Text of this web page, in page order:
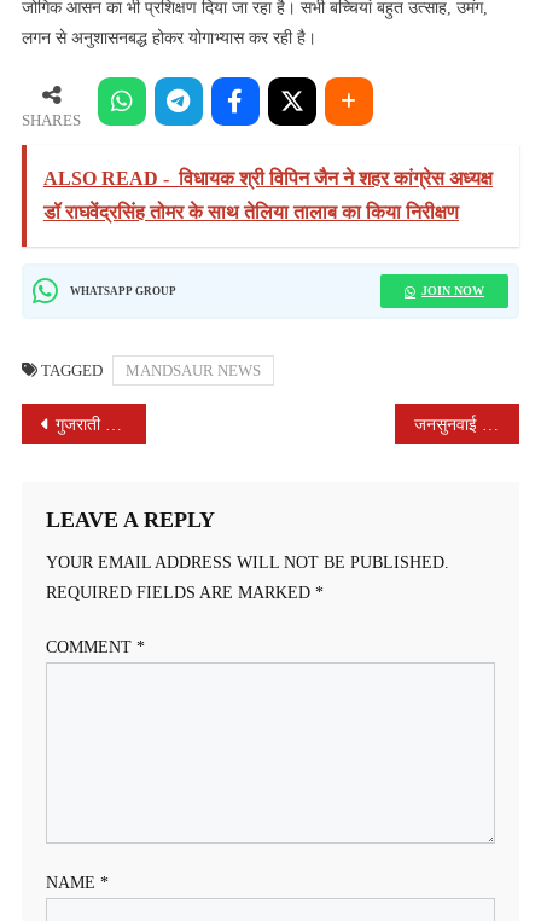
जोगिक आसन का भी प्रशिक्षण दिया जा रहा है। सभी बच्चियां बहुत उत्साह, उमंग,
लगन से अनुशासनबद्ध होकर योगाभ्यास कर रही है।
SHARES
ALSO READ - विधायक श्री विपिन जैन ने शहर कांग्रेस अध्यक्ष
डॉ राघवेंद्रसिंह तोमर के साथ तेलिया तालाब का किया निरीक्षण
WHATSAPP GROUP JOIN NOW
TAGGED MANDSAUR NEWS
POST
गुजराती सेन समाज का पदग्रहण समारोह संपन्न, नव निर्वाचित पदाधिकारियों ने संभाला दायित्व
LEAVE A REPLY
YOUR EMAIL ADDRESS WILL NOT BE PUBLISHED.
REQUIRED FIELDS ARE MARKED *
COMMENT *
NAME *